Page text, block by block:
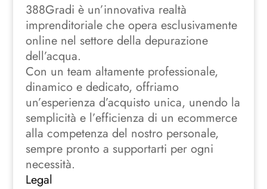
388Gradi è un’innovativa realtà
imprenditoriale che opera esclusivamente
online nel settore della depurazione
dell’acqua.
Con un team altamente professionale,
dinamico e dedicato, offriamo
un’esperienza d’acquisto unica, unendo la
semplicità e l’efficienza di un ecommerce
alla competenza del nostro personale,
sempre pronto a supportarti per ogni
necessità.
Legal